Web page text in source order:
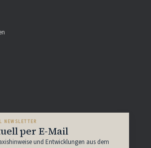
NEWSLETTER
per E-Mail
und Entwicklungen aus dem